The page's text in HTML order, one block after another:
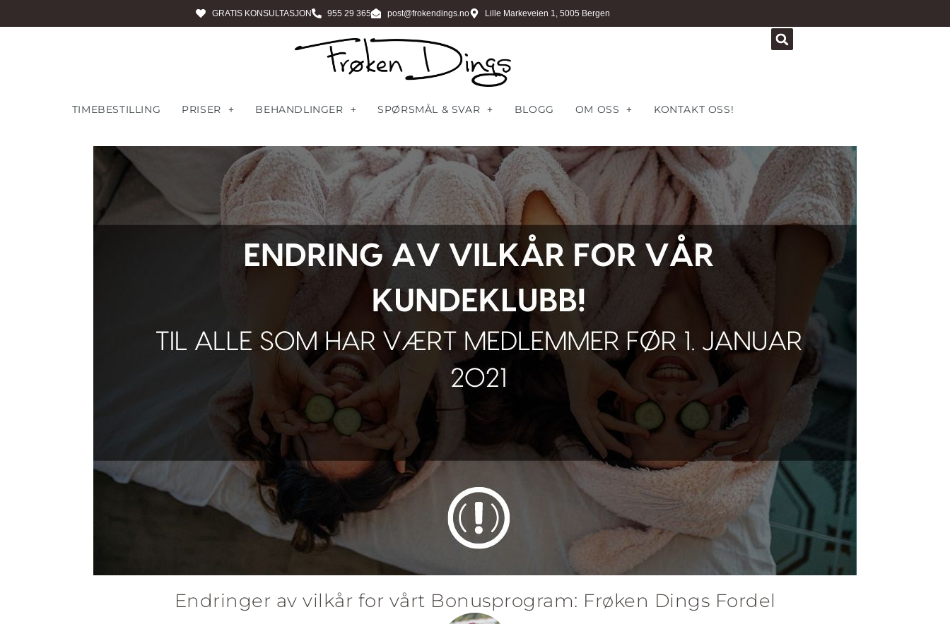
GRATIS KONSULTASJON 955 29 365 post@frokendings.no Lille Markeveien 1, 5005 Bergen
TIMEBESTILLING PRISER BEHANDLINGER SPØRSMÅL & SVAR BLOGG OM OSS KONTAKT OSS!
Endringer av vilkår for vårt Bonusprogram: Frøken Dings Fordel